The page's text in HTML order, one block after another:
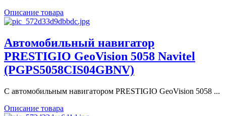
Описание товара
Автомобильный навигатор
PRESTIGIO GeoVision 5058 Navitel
(PGPS5058CIS04GBNV)
С автомобильным навигатором PRESTIGIO GeoVision 5058 ...
Описание товара